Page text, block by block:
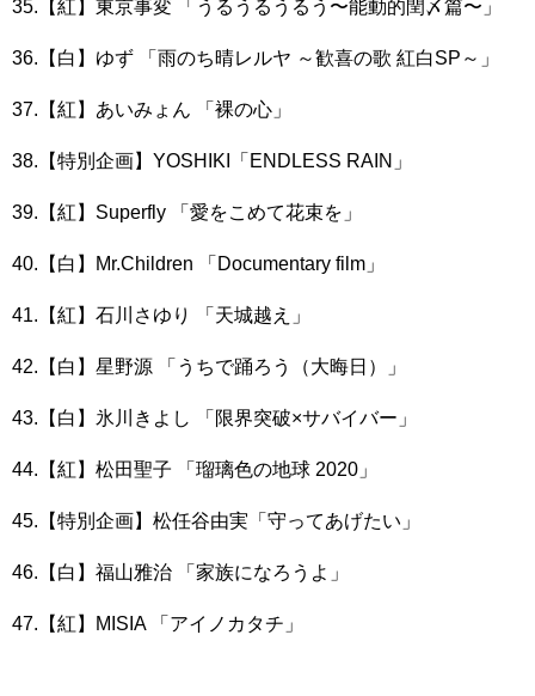
35.【紅】東京事変 「うるうるうるう〜能動的閏〆篇〜」
36.【白】ゆず 「雨のち晴レルヤ ～歓喜の歌 紅白SP～」
37.【紅】あいみょん 「裸の心」
38.【特別企画】YOSHIKI「ENDLESS RAIN」
39.【紅】Superfly 「愛をこめて花束を」
40.【白】Mr.Children 「Documentary film」
41.【紅】石川さゆり 「天城越え」
42.【白】星野源 「うちで踊ろう（大晦日）」
43.【白】氷川きよし 「限界突破×サバイバー」
44.【紅】松田聖子 「瑠璃色の地球 2020」
45.【特別企画】松任谷由実「守ってあげたい」
46.【白】福山雅治 「家族になろうよ」
47.【紅】MISIA 「アイノカタチ」